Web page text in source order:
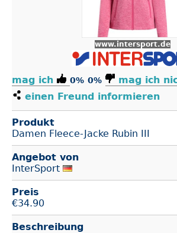
www.intersport.de
mag ich 0% 0% mag ich
einen Freund informieren
Produkt
Damen Fleece-Jacke Rubin III
Angebot von
InterSport
Preis
€34.90
Beschreibung